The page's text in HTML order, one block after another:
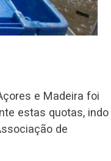
e Madeira foi
estas quotas, indo
de